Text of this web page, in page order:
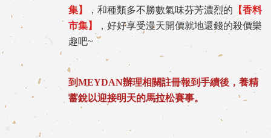
集】
，和種類多不勝數氣味芬芳濃烈的 【香料
市集】
，好好享受漫天開價就地還錢的殺價樂
趣吧~
到MEYDAN辦理相關註冊報到手續後，養精
蓄銳以迎接明天的馬拉松賽事。